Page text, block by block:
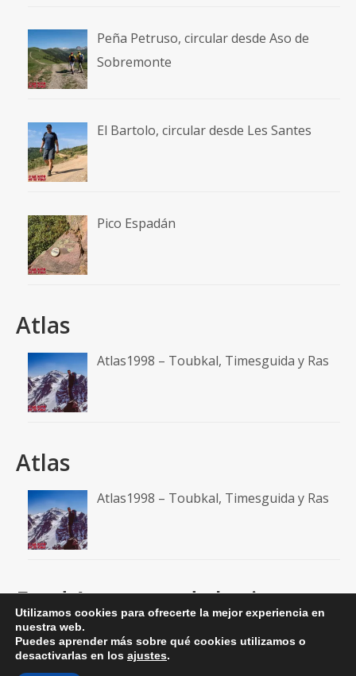
Peña Petruso, circular desde Aso de
Sobremonte
El Bartolo, circular desde Les Santes
Pico Espadán
Atlas
Atlas1998 – Toubkal, Timesguida y Ras
Atlas
Atlas1998 – Toubkal, Timesguida y Ras
Feed A un paso de la cima
RSS: Entradas
RSS: Comentarios
Utilizamos cookies para ofrecerte la mejor experiencia en
nuestra web.
Puedes aprender más sobre qué cookies utilizamos o
desactivarlas en los ajustes.